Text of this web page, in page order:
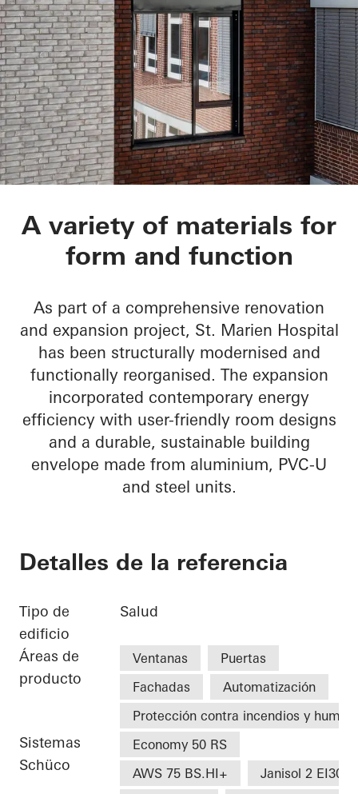
St.-Marien-Hospital
A variety of materials for
form and function
As part of a comprehensive renovation
and expansion project, St. Marien Hospital
has been structurally modernised and
functionally reorganised. The expansion
incorporated contemporary energy
efficiency with user-friendly room designs
and a durable, sustainable building
envelope made from aluminium, PVC-U
and steel units.
Detalles de la referencia
Tipo de
edificio
Salud
Áreas de
producto
Ventanas
Puertas
Fachadas
Automatización
Protección contra incendios y humo
Sistemas
Schüco
Economy 50 RS
AWS 75 BS.HI+
Janisol 2 EI30